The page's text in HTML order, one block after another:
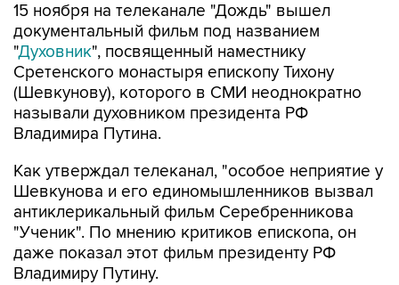
15 ноября на телеканале "Дождь" вышел
документальный фильм под названием
"Духовник", посвященный наместнику
Сретенского монастыря епископу Тихону
(Шевкунову), которого в СМИ неоднократно
называли духовником президента РФ
Владимира Путина.
Как утверждал телеканал, "особое неприятие у
Шевкунова и его единомышленников вызвал
антиклерикальный фильм Серебренникова
"Ученик". По мнению критиков епископа, он
даже показал этот фильм президенту РФ
Владимиру Путину.